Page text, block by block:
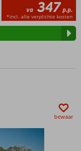
va 347 p.p.
*incl. alle verplichte kosten
bewaar